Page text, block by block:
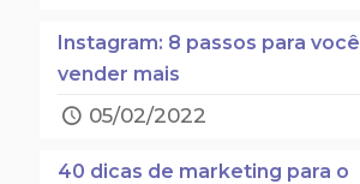
Instagram: 8 passos para você
vender mais
05/02/2022
40 dicas de marketing para o